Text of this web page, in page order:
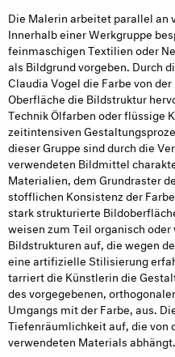
Die Malerin arbeitet parallel an
Innerhalb einer Werkgruppe
feinmaschigen Textilien oder
als Bildgrund vorgeben. Durch
Claudia Vogel die Farbe von
Oberfläche die Bildstruktur
Technik Ölfarben oder flüssige
zeitintensiven
dieser Gruppe sind durch die
verwendeten Bildmittel
Materialien, dem Grundraster
stofflichen Konsistenz der
stark strukturierte
weisen zum Teil organisch
Bildstrukturen auf, die wegen
eine artifizielle Stilisierung
tarriert die Künstlerin die
des vorgegebenen,
Umgangs mit der Farbe, aus.
Tiefenräumlichkeit auf, die von
verwendeten Materials abhängt.